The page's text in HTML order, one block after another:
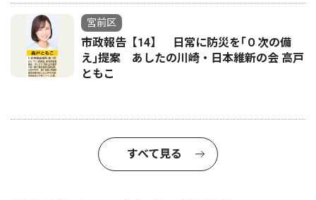
宮前区
市政報告【14】 日常に防災を｢０次の備
え｣提案 あしたの川崎・日本維新の会 高戸
ともこ
すべて見る